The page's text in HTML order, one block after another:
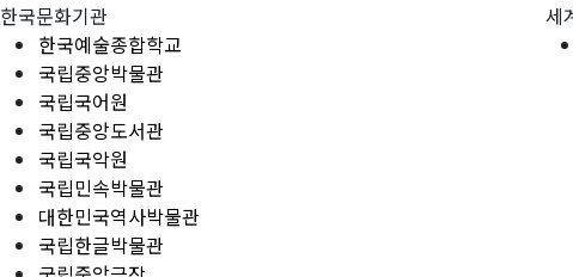
한국문화기관
한국예술종합학교
국립중앙박물관
국립국어원
국립중앙도서관
국립국악원
국립민속박물관
대한민국역사박물관
국립한글박물관
세